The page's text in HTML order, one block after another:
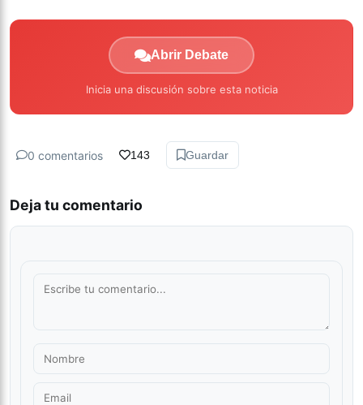
Abrir Debate
Inicia una discusión sobre esta noticia
0 comentarios 143 Guardar
Deja tu comentario